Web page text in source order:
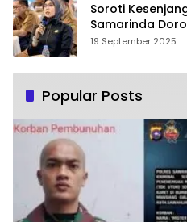
Soroti
Samarinda
Pemberdayaan
19 September 2025
Popular Posts